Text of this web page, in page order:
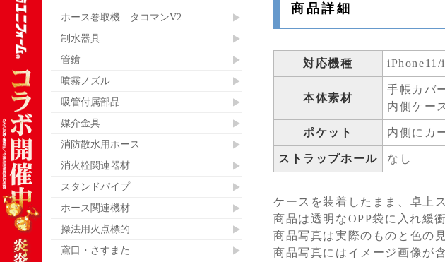
商品詳細
対応機種
本体素材
手帳カバ
内側ケー
ポケット 内側にカ
ストラップホール なし
ケースを装着したまま、卓上
商品は透明なOPP袋に入れ緩
商品写真は実際のものと色の
商品写真にはイメージ画像が
ホース巻取機 タコマンV2
制水器具
管鎗
噴霧ノズル
吸管付属部品
媒介金具
消防散水用ホース
消火栓関連器材
スタンドパイプ
ホース関連機材
操法用火点標的
鳶口・さすまた